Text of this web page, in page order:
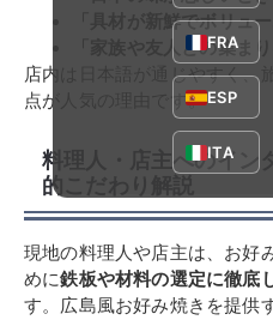
「具材が新鮮でボリュ
「家族や友人との集ま
店内は日本語が通じやすく、
点が人気の理由です。
料理人・店主へのイン
的こだわり解説
現地の料理人や店主は、お好
めに鉄板や材料の選定に徹底
す。広島風お好み焼きを提供
FRA
ESP
ITA